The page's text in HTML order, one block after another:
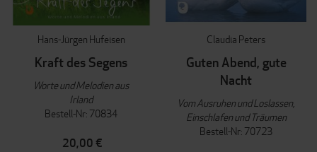
Hans-Jürgen Hufeisen
Kraft des Segens
Worte und Melodien aus
Irland
Bestell-Nr: 70834
20,00 €
Claudia Peters
Guten Abend, gute
Nacht
Vom Ausruhen und Loslassen,
Einschlafen und Träumen
Bestell-Nr: 70723